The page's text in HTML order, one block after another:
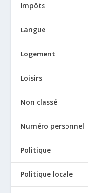
Impôts
Langue
Logement
Loisirs
Non classé
Numéro personnel
Politique
Politique locale